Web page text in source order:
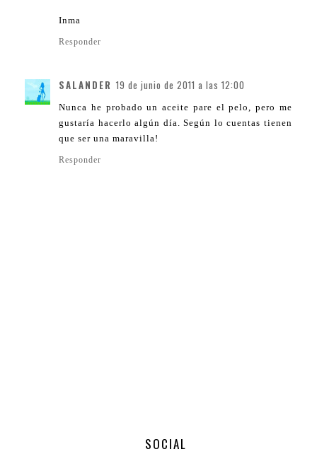
Inma
Responder
SALANDER 19 de junio de 2011 a las 12:00
Nunca he probado un aceite pare el pelo, pero me
gustaría hacerlo algún día. Según lo cuentas tienen
que ser una maravilla!
Responder
SOCIAL